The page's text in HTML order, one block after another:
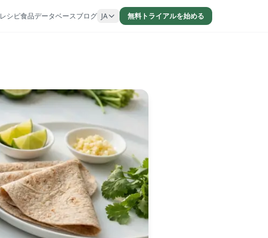
レシピ食品データベースブログ JA 無料トライアルを始める